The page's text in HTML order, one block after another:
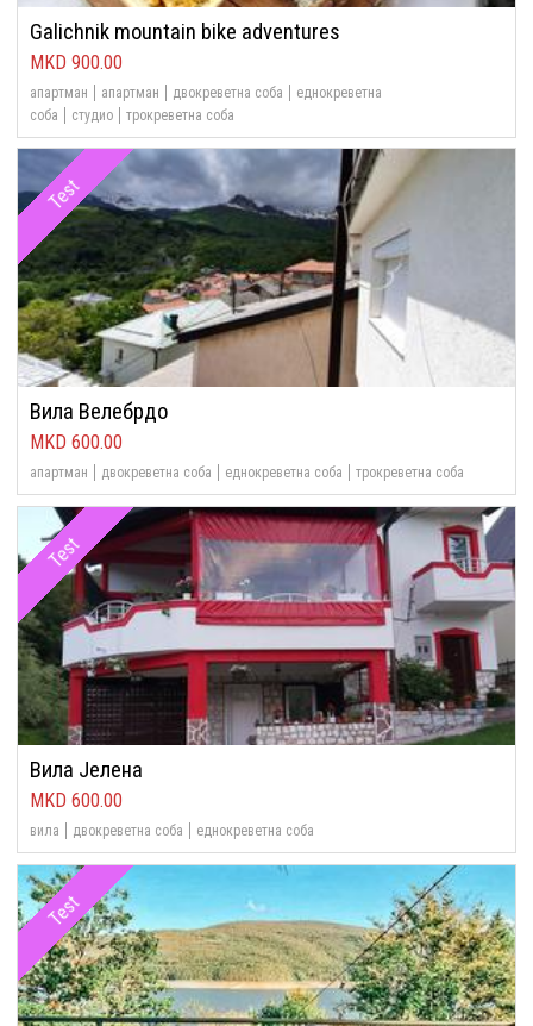
Galichnik mountain bike adventures
900.00
апартман апартман двокреветна соба
еднокреветна
соба
студио трокреветна соба
Test
Вила Велебрдо
600.00
апартман двокреветна соба еднокреветна соба трокреветна соба
Test
Вила Јелена
600.00
вила двокреветна соба еднокреветна соба
Test